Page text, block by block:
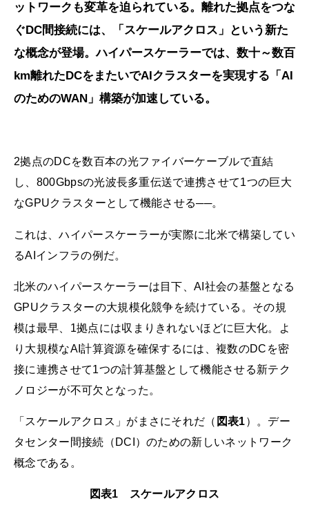
ットワークも変革を迫られている。離れた拠点をつな
ぐDC間接続には、「スケールアクロス」という新た
な概念が登場。ハイパースケーラーでは、数十～数百
km離れたDCをまたいでAIクラスターを実現する「AI
のためのWAN」構築が加速している。
2拠点のDCを数百本の光ファイバーケーブルで直結
し、800Gbpsの光波長多重伝送で連携させて1つの巨大
なGPUクラスターとして機能させる──。
これは、ハイパースケーラーが実際に北米で構築してい
るAIインフラの例だ。
北米のハイパースケーラーは目下、AI社会の基盤となる
GPUクラスターの大規模化競争を続けている。その規
模は最早、1拠点には収まりきれないほどに巨大化。よ
り大規模なAI計算資源を確保するには、複数のDCを密
接に連携させて1つの計算基盤として機能させる新テク
ノロジーが不可欠となった。
「スケールアクロス」がまさにそれだ（ 図表1）。デー
タセンター間接続（DCI）のための新しいネットワーク
概念である。
図表1 スケールアクロス